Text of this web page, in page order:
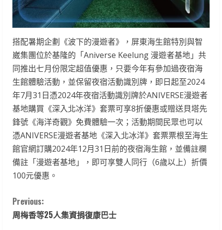
搭配暑期企劃《波下的漫遊者》，屏東海生館特別與智
崴集團位於基隆的「Aniverse Keelung 漫遊者基地」共
同推出七月份限定超值優惠，只要今年有參加過夜宿海
生館體驗活動，並保留夜宿活動識別牌，即日起至2024
年7月31日憑2024年夜宿活動識別牌於ANIVERSE漫遊者
基地購買《深入北冰洋》套票可享8折優惠或贈送貝塔先
鋒號《海洋奇觀》免費體驗一次；活動期間民眾也可以
憑ANIVERSE漫遊者基地《深入北冰洋》套票票根至海生
館官網訂購2024年12月31日前的夜宿海生館，並備註欄
備註「漫遊者基地」，即可享雙人同行（6歲以上）折價
100元優惠。
C
o
Previous:
周梅香等25人集資捐復康巴士